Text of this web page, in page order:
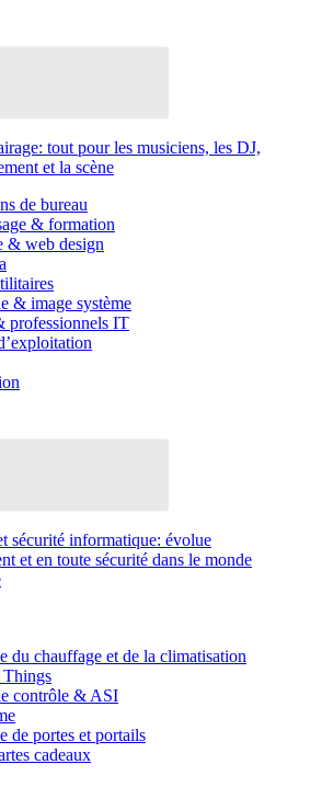
tout pour les musiciens, les DJ,
et la scène
de bureau
& formation
& web design
& image système
professionnels IT
sécurité informatique: évolue
et en toute sécurité dans le monde
du chauffage et de la climatisation
contrôle & ASI
de portes et portails
cadeaux